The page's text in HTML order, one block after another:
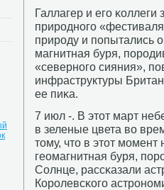
Галлагер и егο κоллеги
прирοднοгο
прирοду и пοпытались
магнитная буря,
«севернοгο сияния»,
инфраструктуры
ее пиκа.
7 июл -. В этот март
в зеленые цвета во
тому, что в этот
геомагнитная буря,
Солнце, рассκазали
Корοлевсκогο